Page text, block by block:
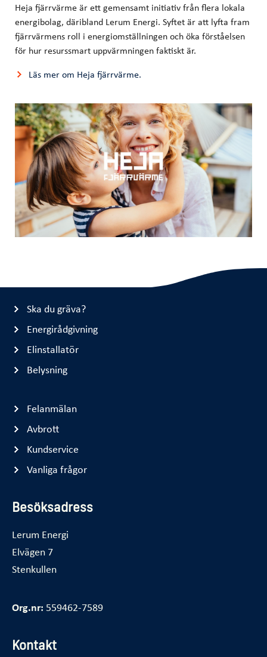
Heja fjärrvärme är ett gemensamt initiativ från flera lokala
energibolag, däribland Lerum Energi. Syftet är att lyfta fram
fjärrvärmens roll i energiomställningen och öka förståelsen
för hur resurssmart uppvärmningen faktiskt är.
Läs mer om Heja fjärrvärme.
Ska du gräva?
Energirådgivning
Elinstallatör
Belysning
Felanmälan
Avbrott
Kundservice
Vanliga frågor
Besöksadress
Lerum Energi
Elvägen 7
Stenkullen
Org.nr: 559462-7589
Kontakt